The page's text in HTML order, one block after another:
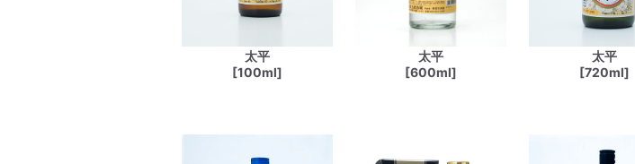
太平
[100ml]
太平
[600ml]
太平
[720ml]